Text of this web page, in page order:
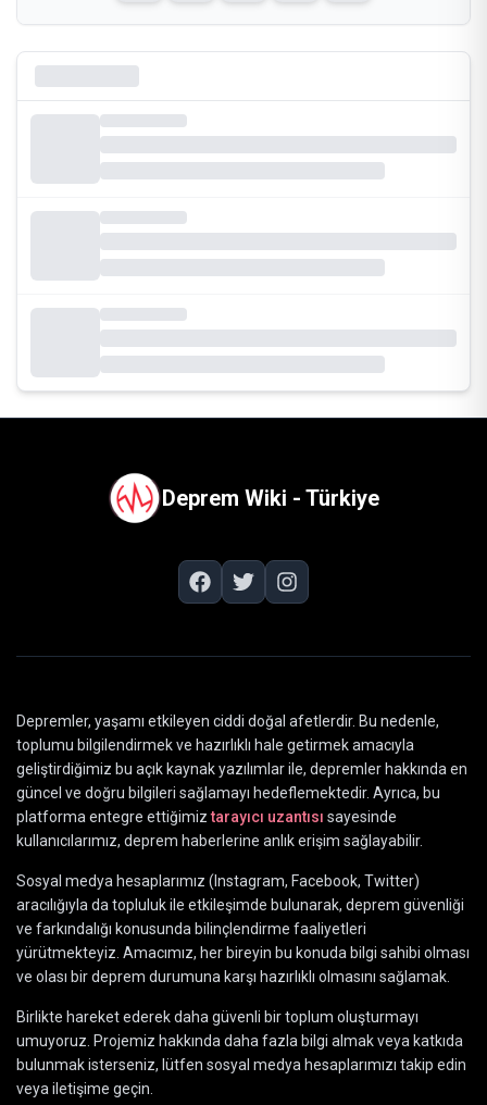
Deprem Wiki - Türkiye
Depremler, yaşamı etkileyen ciddi doğal afetlerdir. Bu nedenle,
toplumu bilgilendirmek ve hazırlıklı hale getirmek amacıyla
geliştirdiğimiz bu açık kaynak yazılımlar ile, depremler hakkında en
güncel ve doğru bilgileri sağlamayı hedeflemektedir. Ayrıca, bu
platforma entegre ettiğimiz tarayıcı uzantısı sayesinde
kullanıcılarımız, deprem haberlerine anlık erişim sağlayabilir.
Sosyal medya hesaplarımız (Instagram, Facebook, Twitter)
aracılığıyla da topluluk ile etkileşimde bulunarak, deprem güvenliği
ve farkındalığı konusunda bilinçlendirme faaliyetleri
yürütmekteyiz. Amacımız, her bireyin bu konuda bilgi sahibi olması
ve olası bir deprem durumuna karşı hazırlıklı olmasını sağlamak.
Birlikte hareket ederek daha güvenli bir toplum oluşturmayı
umuyoruz. Projemiz hakkında daha fazla bilgi almak veya katkıda
bulunmak isterseniz, lütfen sosyal medya hesaplarımızı takip edin
veya iletişime geçin.